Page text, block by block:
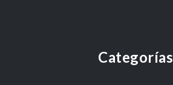
Categorías